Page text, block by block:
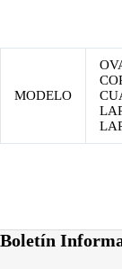
MODELO
Boletín